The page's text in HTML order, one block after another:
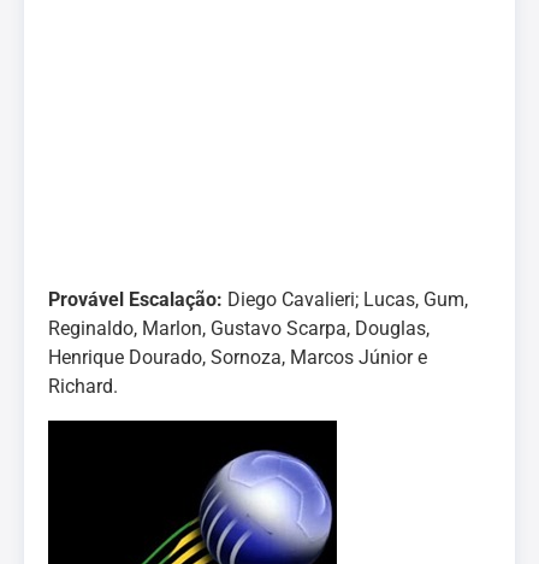
Provável Escalação: Diego Cavalieri; Lucas, Gum,
Reginaldo, Marlon, Gustavo Scarpa, Douglas,
Henrique Dourado, Sornoza, Marcos Júnior e
Richard.